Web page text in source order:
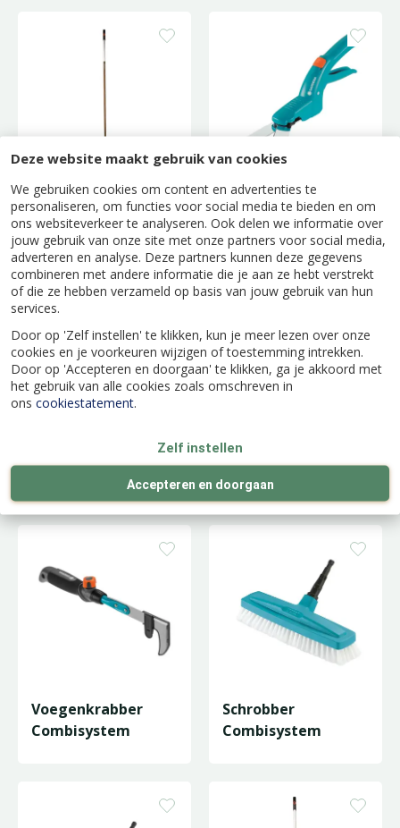
Deze website maakt gebruik van cookies
We gebruiken cookies om content en advertenties te
personaliseren, om functies voor social media te bieden en om
ons websiteverkeer te analyseren. Ook delen we informatie over
jouw gebruik van onze site met onze partners voor social media,
adverteren en analyse. Deze partners kunnen deze gegevens
combineren met andere informatie die je aan ze hebt verstrekt
of die ze hebben verzameld op basis van jouw gebruik van hun
services.
Door op 'Zelf instellen' te klikken, kun je meer lezen over onze
cookies en je voorkeuren wijzigen of toestemming intrekken.
Door op 'Accepteren en doorgaan' te klikken, ga je akkoord met
het gebruik van alle cookies zoals omschreven in
ons cookiestatement.
Zelf instellen
Accepteren en doorgaan
Gardena
Combisystem
Houtensteel 180 cm
Grasschaar Classic
Cultivator
Voegenkrabber
Combisystem
Schrobber
Combisystem